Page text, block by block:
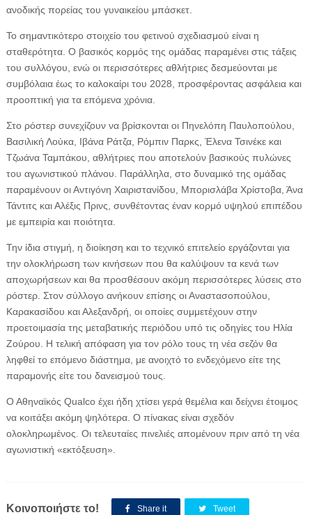
ανοδικής πορείας του γυναικείου μπάσκετ.
Το σημαντικότερο στοιχείο του φετινού σχεδιασμού είναι η
σταθερότητα. Ο βασικός κορμός της ομάδας παραμένει στις τάξεις
του συλλόγου, ενώ οι περισσότερες αθλήτριες δεσμεύονται με
συμβόλαια έως το καλοκαίρι του 2028, προσφέροντας ασφάλεια και
προοπτική για τα επόμενα χρόνια.
Στο ρόστερ συνεχίζουν να βρίσκονται οι Πηνελόπη Παυλοπούλου,
Βασιλική Λούκα, Ιβάνα Ράτζα, Ρόμπιν Παρκς, Έλενα Τσινέκε και
Τζωάνα Ταμπάκου, αθλήτριες που αποτελούν βασικούς πυλώνες
του αγωνιστικού πλάνου. Παράλληλα, στο δυναμικό της ομάδας
παραμένουν οι Αντιγόνη Χαιριστανίδου, Μπορισλάβα Χρίστοβα, Άνα
Τάντιτς και Αλέξις Πρινς, συνθέτοντας έναν κορμό υψηλού επιπέδου
με εμπειρία και ποιότητα.
Την ίδια στιγμή, η διοίκηση και το τεχνικό επιτελείο εργάζονται για
την ολοκλήρωση των κινήσεων που θα καλύψουν τα κενά των
αποχωρήσεων και θα προσθέσουν ακόμη περισσότερες λύσεις στο
ρόστερ. Στον σύλλογο ανήκουν επίσης οι Αναστασοπούλου,
Καρακασίδου και Αλεξανδρή, οι οποίες συμμετέχουν στην
προετοιμασία της μεταβατικής περιόδου υπό τις οδηγίες του Ηλία
Ζούρου. Η τελική απόφαση για τον ρόλο τους τη νέα σεζόν θα
ληφθεί το επόμενο διάστημα, με ανοιχτό το ενδεχόμενο είτε της
παραμονής είτε του δανεισμού τους.
Ο Αθηναϊκός Qualco έχει ήδη χτίσει γερά θεμέλια και δείχνει έτοιμος
να κοιτάξει ακόμη ψηλότερα. Ο πίνακας είναι σχεδόν
ολοκληρωμένος. Οι τελευταίες πινελιές απομένουν πριν από τη νέα
αγωνιστική «εκτόξευση».
Κοινοποιήστε το! Share it Tweet